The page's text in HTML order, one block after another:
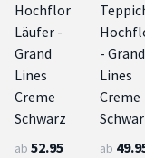
Hochflor
Läufer -
Grand
Lines
Creme
Schwarz
ab 52.95
- Grand
Lines
Creme
ab